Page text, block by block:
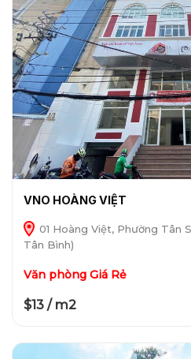
VNO HOÀNG VIỆT
01 Hoàng Việt, Phường Tân
Tân Bình)
Văn phòng Giá Rẻ
$13 / m2